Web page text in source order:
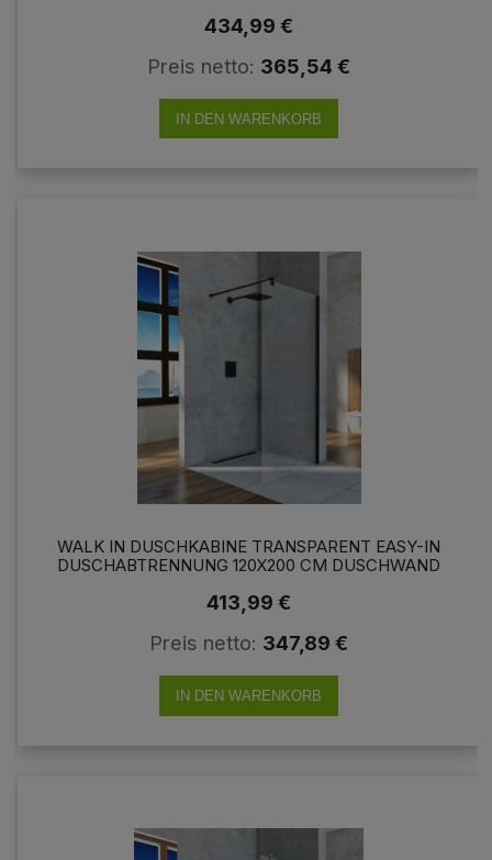
434,99 €
Preis netto: 365,54 €
IN DEN WARENKORB
WALK IN DUSCHKABINE TRANSPARENT EASY-IN
DUSCHABTRENNUNG 120X200 CM DUSCHWAND
413,99 €
Preis netto: 347,89 €
IN DEN WARENKORB